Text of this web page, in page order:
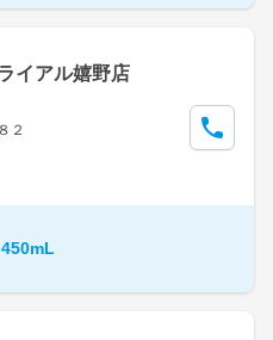
イアル嬉野店
２